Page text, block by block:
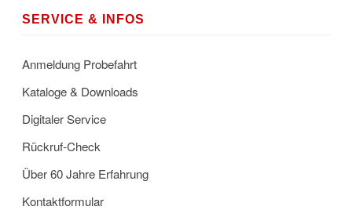
SERVICE & INFOS
Anmeldung Probefahrt
Kataloge & Downloads
Digitaler Service
Rückruf-Check
Über 60 Jahre Erfahrung
Kontaktformular